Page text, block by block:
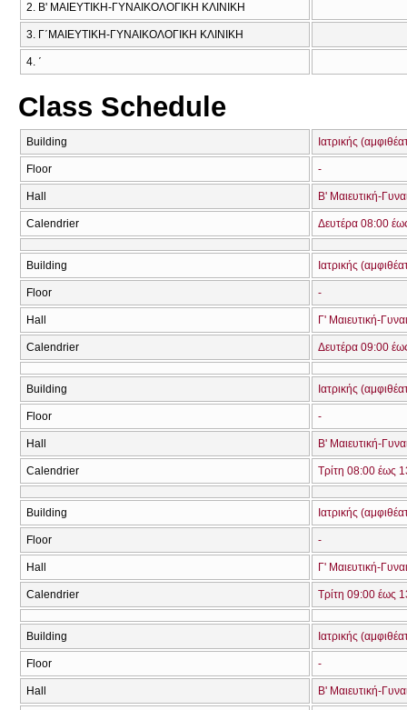
2. Β' ΜΑΙΕΥΤΙΚΗ-ΓΥΝΑΙΚΟΛΟΓΙΚΗ ΚΛΙΝΙΚΗ
3. Γ΄ΜΑΙΕΥΤΙΚΗ-ΓΥΝΑΙΚΟΛΟΓΙΚΗ ΚΛΙΝΙΚΗ
4. ΄
Class Schedule
Building Ιατρικής
Floor -
Hall Β' Μαιευτική-
Calendrier Δευτέρα 08:00
Building Ιατρικής
Floor -
Hall Γ' Μαιευτική-
Calendrier Δευτέρα 09:00
Building Ιατρικής
Floor -
Hall Β' Μαιευτική-
Calendrier Τρίτη 08:00 έως
Building Ιατρικής
Floor -
Hall Γ' Μαιευτική-
Calendrier Τρίτη 09:00 έως
Building Ιατρικής
Floor -
Hall Β' Μαιευτική-